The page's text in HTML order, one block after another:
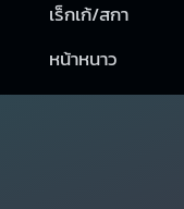
เร็กเก้/สกา
หน้าหนาว